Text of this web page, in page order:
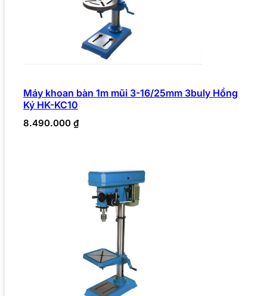
Máy khoan bàn 1m mũi 3-16/25mm 3buly Hồng
Ký HK-KC10
8.490.000 ₫